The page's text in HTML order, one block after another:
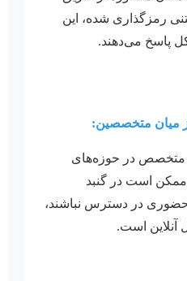
رمزگذاری شده، این
پاسخ می‌دهند.
میان متخصصین:
متخصص در حوزه‌های
است در گنبد
در دسترس نباشند،
آنلاین است.